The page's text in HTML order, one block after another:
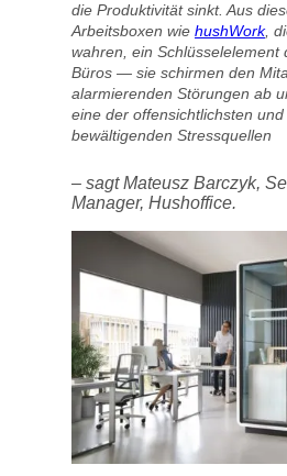
die Produktivität sinkt. Aus
Arbeitsboxen wie hushWork,
wahren, ein Schlüsselelement
Büros — sie schirmen den
alarmierenden Störungen ab
eine der offensichtlichsten
bewältigenden Stressquellen
– sagt Mateusz Barczyk,
Manager, Hushoffice.